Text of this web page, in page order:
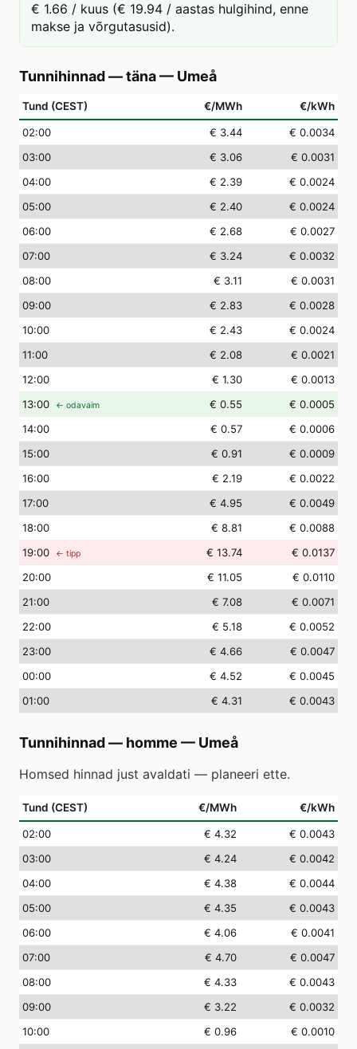
€ 1.66 / kuus (€ 19.94 / aastas hulgihind, enne
makse ja võrgutasusid).
Tunnihinnad — täna— Umeå
Tund (CEST) €/MWh €/kWh
02:00 € 3.44
€ 0.0034
03:00 € 3.06
€ 0.0031
04:00 € 2.39
€ 0.0024
05:00 € 2.40
€ 0.0024
06:00 € 2.68
€ 0.0027
07:00 € 3.24
€ 0.0032
08:00 € 3.11
€ 0.0031
09:00 € 2.83
€ 0.0028
10:00 € 2.43
€ 0.0024
11:00 € 2.08
€ 0.0021
12:00 € 1.30
€ 0.0013
13:00 ← odavaim € 0.55
€ 0.0005
14:00 € 0.57
€ 0.0006
15:00 € 0.91
€ 0.0009
16:00 € 2.19
€ 0.0022
17:00 € 4.95
€ 0.0049
18:00 € 8.81
€ 0.0088
19:00 ← tipp € 13.74
€ 0.0137
20:00 € 11.05
€ 0.0110
21:00 € 7.08
€ 0.0071
22:00 € 5.18
€ 0.0052
23:00 € 4.66
€ 0.0047
00:00 € 4.52
€ 0.0045
01:00 € 4.31 € 0.0043
Tunnihinnad — homme — Umeå
Homsed hinnad just avaldati — planeeri ette.
Tund (CEST) €/MWh €/kWh
02:00 € 4.32
€ 0.0043
03:00 € 4.24
€ 0.0042
04:00 € 4.38
€ 0.0044
05:00 € 4.35
€ 0.0043
06:00 € 4.06
€ 0.0041
07:00 € 4.70
€ 0.0047
08:00 € 4.33
€ 0.0043
09:00 € 3.22
€ 0.0032
10:00 € 0.96
€ 0.0010